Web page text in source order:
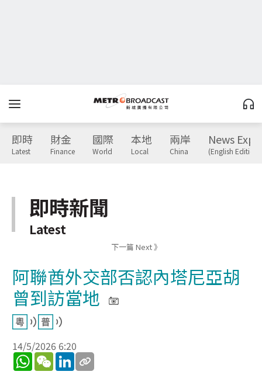
即時
Latest
財金
Finance
國際
World
本地
Local
兩岸
China
News
(English Edition)
即時新聞
Latest
下一篇 Next 》
阿聯酋外交部否認內塔尼亞胡
曾到訪當地
14/5/2026 6:20
WhatsApp
WeChatLinkedIn